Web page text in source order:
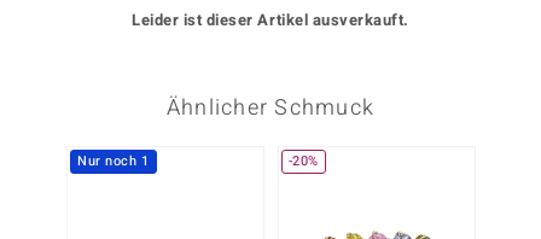
Leider ist dieser Artikel ausverkauft.
Ähnlicher Schmuck
Nur noch 1 -20%